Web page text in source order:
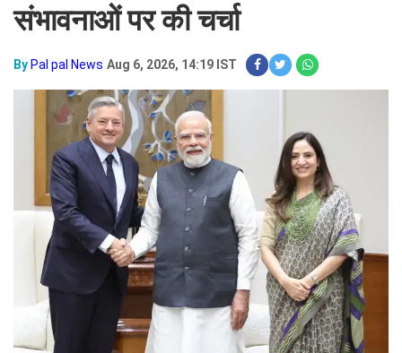
संभावनाओं पर की चर्चा
By Pal pal News Aug 6, 2026, 14:19 IST